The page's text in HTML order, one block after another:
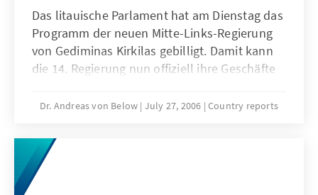
Das litauische Parlament hat am Dienstag das
Programm der neuen Mitte-Links-Regierung
von Gediminas Kirkilas gebilligt. Damit kann
die 14. Regierung nun offiziell ihre Geschäfte
Dr. Andreas von Below July 27, 2006 Country reports